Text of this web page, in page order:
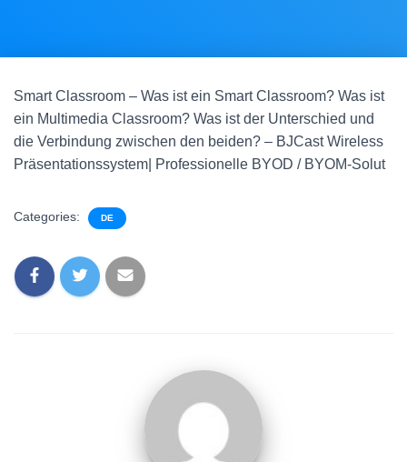
Smart Classroom – Was ist ein Smart Classroom? Was ist
ein Multimedia Classroom? Was ist der Unterschied und
die Verbindung zwischen den beiden? – BJCast Wireless
Präsentationssystem| Professionelle BYOD / BYOM-Solut
Categories: DE